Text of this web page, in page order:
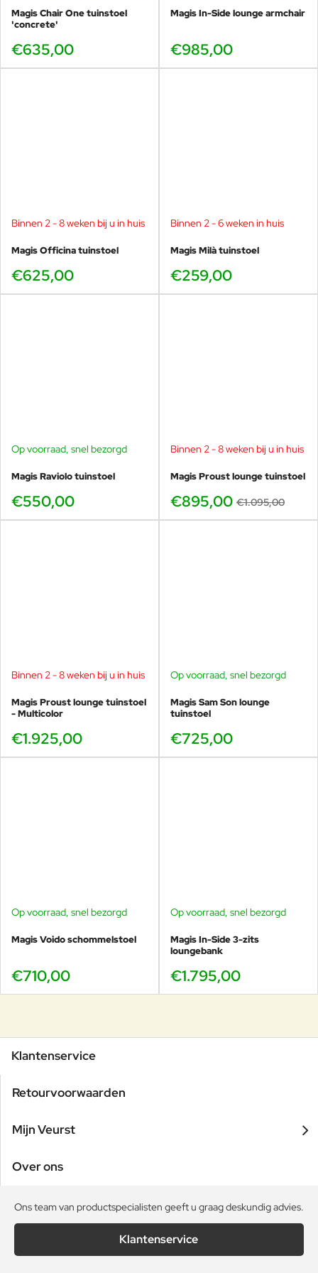
zijn passie voor techniek en materialen.
Magis Chair One tuinstoel
'concrete'
€635,00
Magis In-Side lounge armchair
€985,00
Binnen 2 - 8 weken bij u in huis
Magis Officina tuinstoel
€625,00
Binnen 2 - 6 weken in huis
Magis Milà tuinstoel
€259,00
Op voorraad, snel bezorgd
Magis Raviolo tuinstoel
€550,00
-18%
Binnen 2 - 8 weken bij u in huis
Magis Proust lounge tuinstoel
€895,00 €1.095,00
Binnen 2 - 8 weken bij u in huis
Magis Proust lounge tuinstoel
- Multicolor
€1.925,00
Op voorraad, snel bezorgd
Magis Sam Son lounge
tuinstoel
€725,00
Op voorraad, snel bezorgd
Magis Voido schommelstoel
€710,00
Op voorraad, snel bezorgd
Magis In-Side 3-zits
loungebank
€1.795,00
Klantenservice
Retourvoorwaarden
Mijn Veurst
Over ons
Ons team van productspecialisten geeft u graag deskundig advies.
Klantenservice